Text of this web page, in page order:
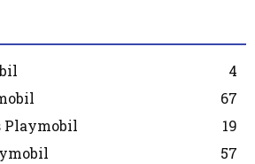
4
67
Playmobil
19
57